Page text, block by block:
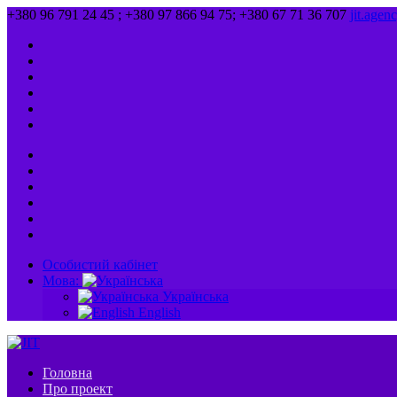
+380 96 791 24 45 ; +380 97 866 94 75; +380 67 71 36 707
Особистий кабінет
Мова:
Українська
English
Головна
Про проект